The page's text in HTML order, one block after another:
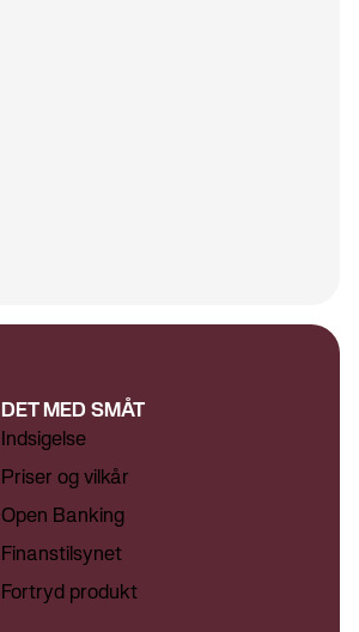
DET MED SMÅT
Indsigelse
Priser og vilkår
Open Banking
Finanstilsynet
Fortryd produkt